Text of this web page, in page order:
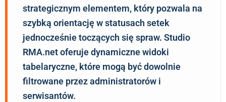
strategicznym elementem, który pozwala na
szybką orientację w statusach setek
jednocześnie toczących się spraw. Studio
RMA.net oferuje dynamiczne widoki
tabelaryczne, które mogą być dowolnie
filtrowane przez administratorów i
serwisantów.